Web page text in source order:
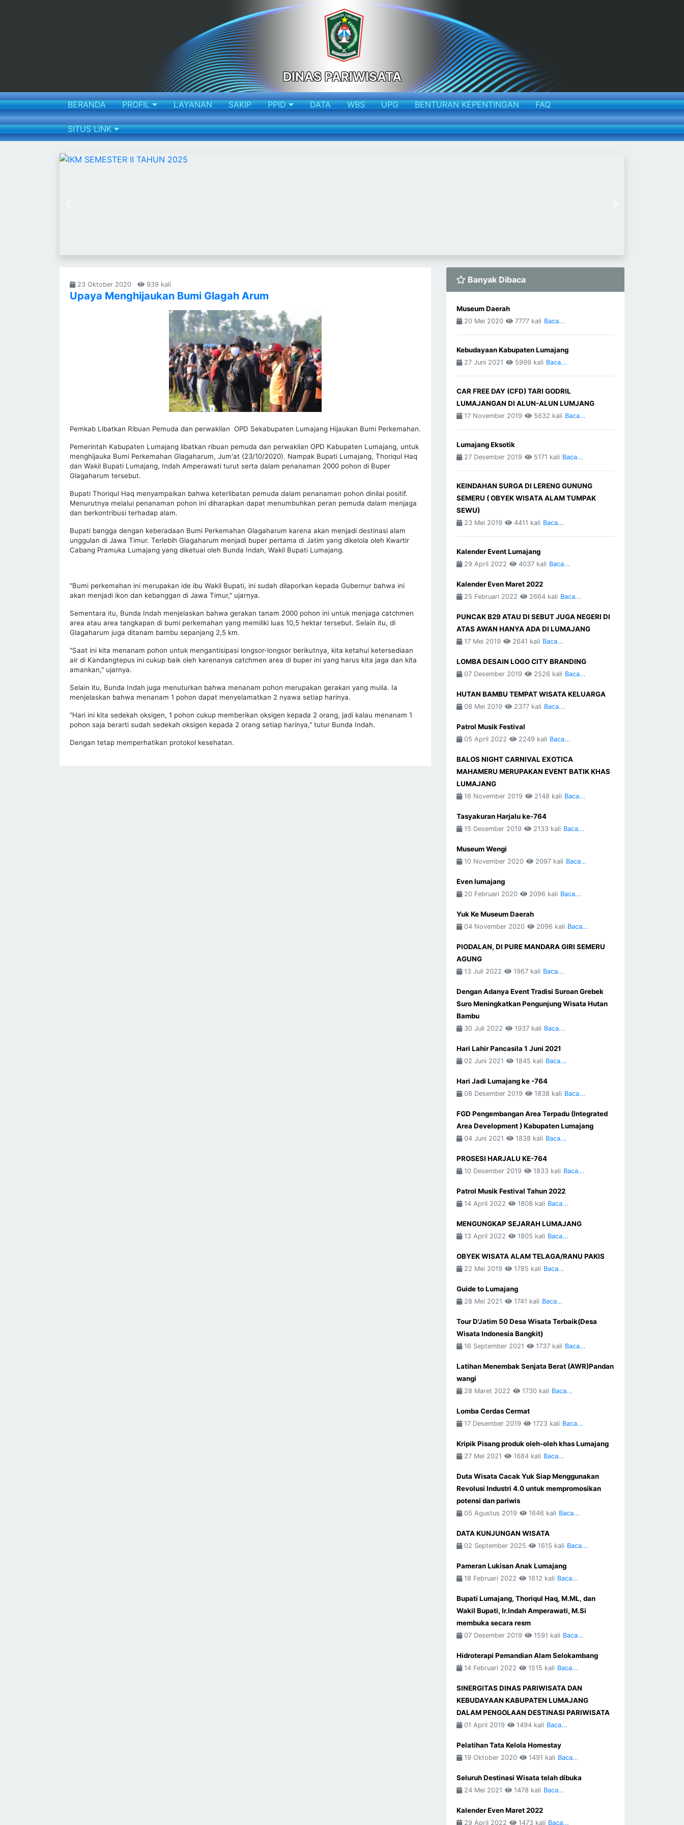
DINAS PARIWISATA
BERANDA PROFIL LAYANAN SAKIP PPID DATA WBS UPG BENTURAN KEPENTINGAN FAQ
SITUS LINK
23 Oktober 2020 939 kali
Upaya Menghijaukan Bumi Glagah Arum
Pemkab Libatkan Ribuan Pemuda dan perwakilan OPD Sekabupaten Lumajang Hijaukan Bumi Perkemahan.
Pemerintah Kabupaten Lumajang libatkan ribuan pemuda dan perwakilan OPD Kabupaten Lumajang, untuk
menghijauka Bumi Perkemahan Glagaharum, Jum'at (23/10/2020). Nampak Bupati Lumajang, Thoriqul Haq
dan Wakil Bupati Lumajang, Indah Amperawati turut serta dalam penanaman 2000 pohon di Buper
Glagaharum tersebut.
Bupati Thoriqul Haq menyampaikan bahwa keterlibatan pemuda dalam penanaman pohon dinilai positif.
Menurutnya melalui penanaman pohon ini diharapkan dapat menumbuhkan peran pemuda dalam menjaga
dan berkontribusi terhadap alam.
Bupati bangga dengan keberadaan Bumi Perkemahan Glagaharum karena akan menjadi destinasi alam
unggulan di Jawa Timur. Terlebih Glagaharum menjadi buper pertama di Jatim yang dikelola oleh Kwartir
Cabang Pramuka Lumajang yang diketuai oleh Bunda Indah, Wakil Bupati Lumajang.
"Bumi perkemahan ini merupakan ide ibu Wakil Bupati, ini sudah dilaporkan kepada Gubernur bahwa ini
akan menjadi ikon dan kebanggan di Jawa Timur," ujarnya.
Sementara itu, Bunda Indah menjelaskan bahwa gerakan tanam 2000 pohon ini untuk menjaga catchmen
area atau area tangkapan di bumi perkemahan yang memiliki luas 10,5 hektar tersebut. Selain itu, di
Glagaharum juga ditanam bambu sepanjang 2,5 km.
"Saat ini kita menanam pohon untuk mengantisipasi longsor-longsor berikutnya, kita ketahui ketersediaan
air di Kandangtepus ini cukup baik oleh karenanya catchmen area di buper ini yang harus kita jaga dan kita
amankan," ujarnya.
Selain itu, Bunda Indah juga menuturkan bahwa menanam pohon merupakan gerakan yang mulia. Ia
menjelaskan bahwa menanam 1 pohon dapat menyelamatkan 2 nyawa setiap harinya.
"Hari ini kita sedekah oksigen, 1 pohon cukup memberikan oksigen kepada 2 orang, jadi kalau menanam 1
pohon saja berarti sudah sedekah oksigen kepada 2 orang setiap harinya," tutur Bunda Indah.
Dengan tetap memperhatikan protokol kesehatan.
Banyak Dibaca
Museum Daerah
20 Mei 2020 7777 kali Baca...
Kebudayaan Kabupaten Lumajang
27 Juni 2021 5999 kali Baca...
CAR FREE DAY (CFD) TARI GODRIL
LUMAJANGAN DI ALUN-ALUN LUMJANG
17 November 2019 5632 kali Baca...
Lumajang Eksotik
27 Desember 2019 5171 kali Baca...
KEINDAHAN SURGA DI LERENG GUNUNG
SEMERU ( OBYEK WISATA ALAM TUMPAK
SEWU)
23 Mei 2019 4411 kali Baca...
Kalender Event Lumajang
29 April 2022 4037 kali Baca...
Kalender Even Maret 2022
25 Februari 2022 2664 kali Baca...
PUNCAK B29 ATAU DI SEBUT JUGA NEGERI DI
ATAS AWAN HANYA ADA DI LUMAJANG
17 Mei 2019 2641 kali Baca...
LOMBA DESAIN LOGO CITY BRANDING
07 Desember 2019 2526 kali Baca...
HUTAN BAMBU TEMPAT WISATA KELUARGA
08 Mei 2019 2377 kali Baca...
Patrol Musik Festival
05 April 2022 2249 kali Baca...
BALOS NIGHT CARNIVAL EXOTICA
MAHAMERU MERUPAKAN EVENT BATIK KHAS
LUMAJANG
16 November 2019 2148 kali Baca...
Tasyakuran Harjalu ke-764
15 Desember 2019 2133 kali Baca...
Museum Wengi
10 November 2020 2097 kali Baca...
Even lumajang
20 Februari 2020 2096 kali Baca...
Yuk Ke Museum Daerah
04 November 2020 2096 kali Baca...
PIODALAN, DI PURE MANDARA GIRI SEMERU
AGUNG
13 Juli 2022 1967 kali Baca...
Dengan Adanya Event Tradisi Suroan Grebek
Suro Meningkatkan Pengunjung Wisata Hutan
Bambu
30 Juli 2022 1937 kali Baca...
Hari Lahir Pancasila 1 Juni 2021
02 Juni 2021 1845 kali Baca...
Hari Jadi Lumajang ke -764
08 Desember 2019 1838 kali Baca...
FGD Pengembangan Area Terpadu (Integrated
Area Development ) Kabupaten Lumajang
04 Juni 2021 1838 kali Baca...
PROSESI HARJALU KE-764
10 Desember 2019 1833 kali Baca...
Patrol Musik Festival Tahun 2022
14 April 2022 1808 kali Baca...
MENGUNGKAP SEJARAH LUMAJANG
13 April 2022 1805 kali Baca...
OBYEK WISATA ALAM TELAGA/RANU PAKIS
22 Mei 2019 1785 kali Baca...
Guide to Lumajang
28 Mei 2021 1741 kali Baca...
Tour D'Jatim 50 Desa Wisata Terbaik(Desa
Wisata Indonesia Bangkit)
16 September 2021 1737 kali Baca...
Latihan Menembak Senjata Berat (AWR)Pandan
wangi
28 Maret 2022 1730 kali Baca...
Lomba Cerdas Cermat
17 Desember 2019 1723 kali Baca...
Kripik Pisang produk oleh-oleh khas Lumajang
27 Mei 2021 1684 kali Baca...
Duta Wisata Cacak Yuk Siap Menggunakan
Revolusi Industri 4.0 untuk mempromosikan
potensi dan pariwis
05 Agustus 2019 1646 kali Baca...
DATA KUNJUNGAN WISATA
02 September 2025 1615 kali Baca...
Pameran Lukisan Anak Lumajang
18 Februari 2022 1612 kali Baca...
Bupati Lumajang, Thoriqul Haq, M.ML, dan
Wakil Bupati, Ir.Indah Amperawati, M.Si
membuka secara resm
07 Desember 2019 1591 kali Baca...
Hidroterapi Pemandian Alam Selokambang
14 Februari 2022 1515 kali Baca...
SINERGITAS DINAS PARIWISATA DAN
KEBUDAYAAN KABUPATEN LUMAJANG
DALAM PENGOLAAN DESTINASI PARIWISATA
01 April 2019 1494 kali Baca...
Pelatihan Tata Kelola Homestay
19 Oktober 2020 1491 kali Baca...
Seluruh Destinasi Wisata telah dibuka
24 Mei 2021 1478 kali Baca...
Kalender Even Maret 2022
29 April 2022 1473 kali Baca...